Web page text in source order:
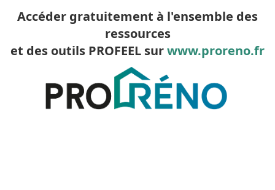
Accéder gratuitement à l'ensemble des
ressources
et des outils PROFEEL surwww.proreno.fr